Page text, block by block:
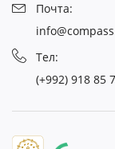
Почта:
Тел:
(+992) 918 85